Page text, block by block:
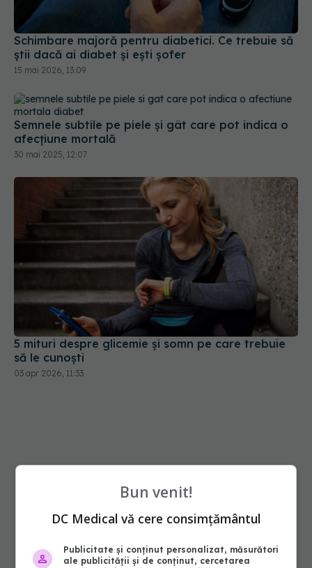
Schimbare majoră pentru diabetici. Ce trebuie să
știi dacă ai diabet și ești șofer
15 mai 2026, 13:09
Semnele subtile pe piele și gât care pot indica o
afecțiune mortală
30 mai 2025, 12:07
5 mituri despre glicemie și somn pe care trebuie
să le cunoști
03 apr 2026, 11:33
Bun venit!
DC Medical vă cere consimțământul
Publicitate și conținut personalizat, măsurători
ale publicității și de conținut, cercetarea